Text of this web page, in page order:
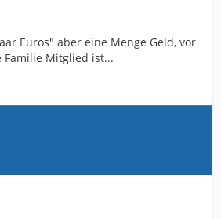
Euros" aber eine Menge Geld, vor
Familie Mitglied ist...